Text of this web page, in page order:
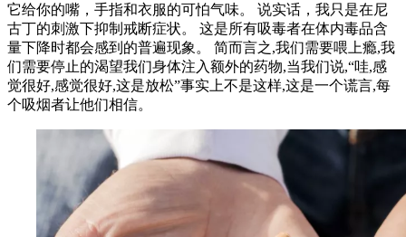
它给你的嘴，手指和衣服的可怕气味。 说实话，我只是在尼
古丁的刺激下抑制戒断症状。 这是所有吸毒者在体内毒品含
量下降时都会感到的普遍现象。 简而言之,我们需要喂上瘾,我
们需要停止的渴望我们身体注入额外的药物,当我们说,“哇,感
觉很好,感觉很好,这是放松”事实上不是这样,这是一个谎言,每
个吸烟者让他们相信。